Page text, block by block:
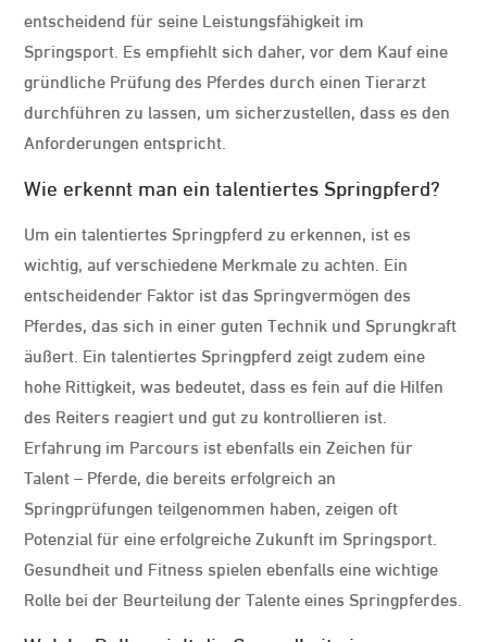
entscheidend für seine Leistungsfähigkeit im
Springsport. Es empfiehlt sich daher, vor dem Kauf eine
gründliche Prüfung des Pferdes durch einen Tierarzt
durchführen zu lassen, um sicherzustellen, dass es den
Anforderungen entspricht.
Wie erkennt man ein talentiertes Springpferd?
Um ein talentiertes Springpferd zu erkennen, ist es
wichtig, auf verschiedene Merkmale zu achten. Ein
entscheidender Faktor ist das Springvermögen des
Pferdes, das sich in einer guten Technik und Sprungkraft
äußert. Ein talentiertes Springpferd zeigt zudem eine
hohe Rittigkeit, was bedeutet, dass es fein auf die Hilfen
des Reiters reagiert und gut zu kontrollieren ist.
Erfahrung im Parcours ist ebenfalls ein Zeichen für
Talent – Pferde, die bereits erfolgreich an
Springprüfungen teilgenommen haben, zeigen oft
Potenzial für eine erfolgreiche Zukunft im Springsport.
Gesundheit und Fitness spielen ebenfalls eine wichtige
Rolle bei der Beurteilung der Talente eines Springpferdes.